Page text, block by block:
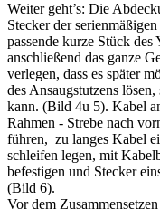
Weiter geht’s: Die
Stecker der
passende kurze Stück
anschließend das ganze
verlegen, dass es später
des Ansaugstutzens lösen,
kann. (Bild 4u 5). Kabel
Rahmen - Strebe nach
führen, zu langes Kabel
schleifen legen, mit
befestigen und Stecker
(Bild 6).
Vor dem